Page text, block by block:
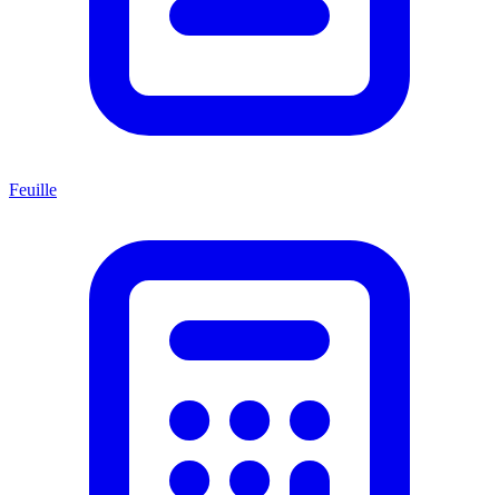
Feuille